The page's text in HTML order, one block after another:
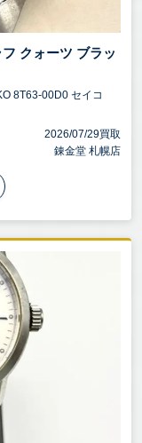
クォーツ ブラッ
8T63-00D0 セイコ
2026/07/29買取
錬金堂 札幌店